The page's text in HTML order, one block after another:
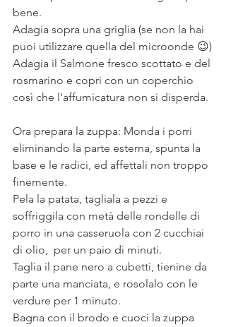
bene.
Adagia sopra una griglia (se non la hai
puoi utilizzare quella del microonde 😉)
Adagia il Salmone fresco scottato e del
rosmarino e copri con un coperchio
così che l'affumicatura non si disperda.
Ora prepara la zuppa: Monda i porri
eliminando la parte esterna, spunta la
base e le radici, ed affettali non troppo
finemente.
Pela la patata, tagliala a pezzi e
soffriggila con metà delle rondelle di
porro in una casseruola con 2 cucchiai
di olio,  per un paio di minuti.
Taglia il pane nero a cubetti, tienine da
parte una manciata, e rosolalo con le
verdure per 1 minuto.
Bagna con il brodo e cuoci la zuppa